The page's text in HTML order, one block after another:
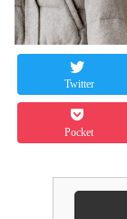
Twitter
Pocket